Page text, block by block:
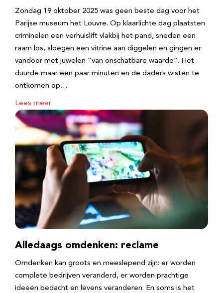
Zondag 19 oktober 2025 was geen beste dag voor het
Parijse museum het Louvre. Op klaarlichte dag plaatsten
criminelen een verhuislift vlakbij het pand, sneden een
raam los, sloegen een vitrine aan diggelen en gingen er
vandoor met juwelen “van onschatbare waarde”. Het
duurde maar een paar minuten en de daders wisten te
ontkomen op…
Lees meer
Alledaags omdenken: reclame
Omdenken kan groots en meeslepend zijn: er worden
complete bedrijven veranderd, er worden prachtige
ideeën bedacht en levens veranderen. En soms is het